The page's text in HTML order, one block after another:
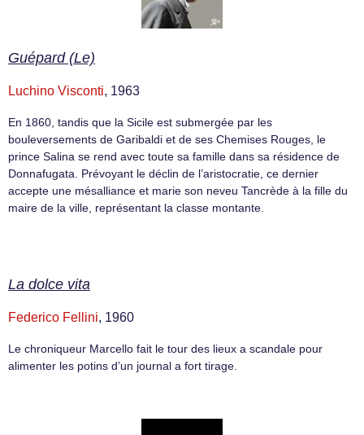
Guépard (Le)
Luchino Visconti, 1963
En 1860, tandis que la Sicile est submergée par les
bouleversements de Garibaldi et de ses Chemises Rouges, le
prince Salina se rend avec toute sa famille dans sa résidence de
Donnafugata. Prévoyant le déclin de l’aristocratie, ce dernier
accepte une mésalliance et marie son neveu Tancrède à la fille du
maire de la ville, représentant la classe montante.
La dolce vita
Federico Fellini, 1960
Le chroniqueur Marcello fait le tour des lieux a scandale pour
alimenter les potins d’un journal a fort tirage.